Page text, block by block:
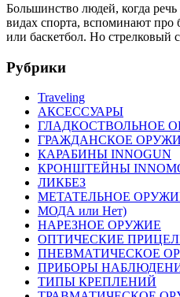
Большинство людей, когда
видах спорта, вспоминают про
или баскетбол. Но стрелковый
Рубрики
Traveling
АКСЕССУАРЫ
ГЛАДКОСТВОЛЬНОЕ
ГРАЖДАНСКОЕ
КАРАБИНЫ INNOGUN
КРОНШТЕЙНЫ
ЛИКБЕЗ
МЕТАТЕЛЬНОЕ
МОДА или Нет)
НАРЕЗНОЕ ОРУЖИЕ
ОПТИЧЕСКИЕ
ПНЕВМАТИЧЕСКОЕ
ПРИБОРЫ
ТИПЫ КРЕПЛЕНИЙ